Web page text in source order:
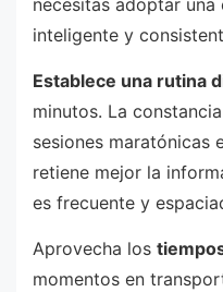
necesitas adoptar
inteligente y
Establece una rutina
minutos. La
sesiones maratónicas
retiene mejor la
es frecuente y
Aprovecha los
momentos en